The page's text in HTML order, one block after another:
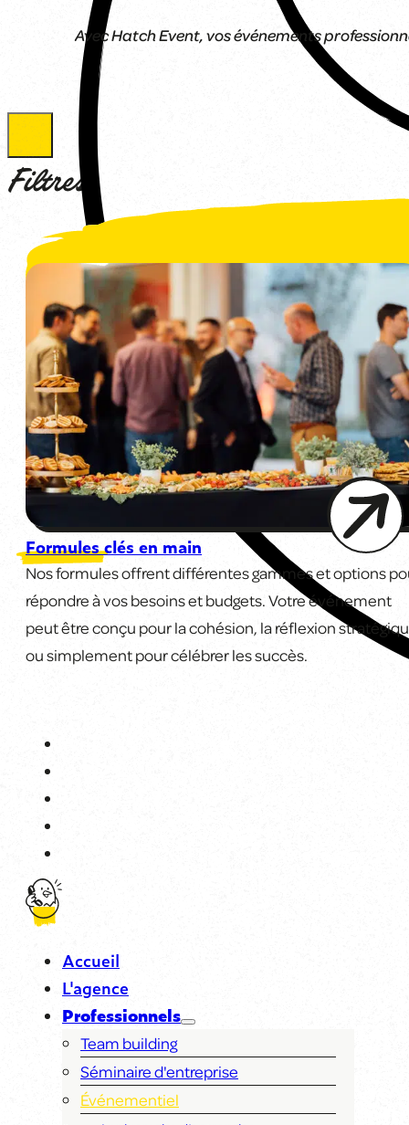
Accueil
L'agence
Professionnels
Team building
Séminaire d'entreprise
Événementiel
Avec Hatch Event, vos événements
Filtres
Formules clés en main
Nos formules offrent différentes gammes et options
répondre à vos besoins et budgets. Votre événement
peut être conçu pour la cohésion, la réflexion
ou simplement pour célébrer les succès.